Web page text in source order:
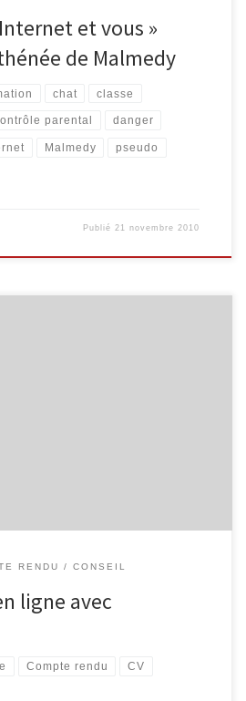
et vous »
de Malmedy
chat classe
parental danger
Malmedy pseudo
Publié 21 novembre 2010
RENDU CONSEIL
ligne avec
Compte rendu CV